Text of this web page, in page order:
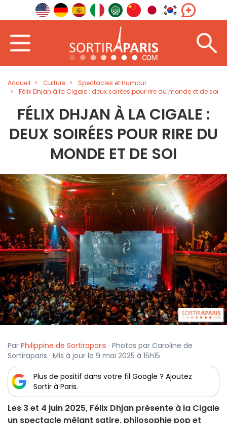
Accueil Culture
Spectacles et Humour
Félix Dhjan à la Cigale : deux soirées pour rire du monde et de soi
FÉLIX DHJAN À LA CIGALE :
DEUX SOIRÉES POUR RIRE DU
MONDE ET DE SOI
Par Philippine de Sortiraparis · Photos par Caroline de
Sortiraparis · Mis à jour le 9 mai 2025 à 15h15
Plus de positif dans votre fil Google ? Ajoutez
Sortir à Paris.
Les 3 et 4 juin 2025, Félix Dhjan présente à la Cigale
un spectacle mêlant satire, philosophie pop et